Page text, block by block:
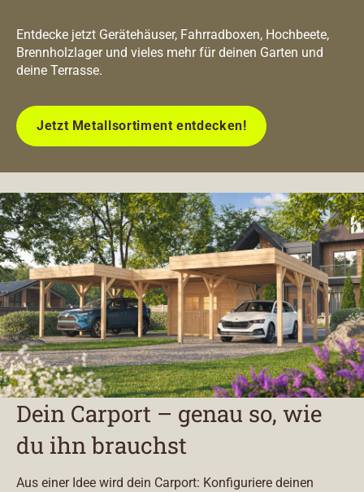
Entdecke jetzt Gerätehäuser, Fahrradboxen, Hochbeete,
Brennholzlager und vieles mehr für deinen Garten und
deine Terrasse.
Jetzt Metallsortiment entdecken!
Dein Carport – genau so, wie
du ihn brauchst
Aus einer Idee wird dein Carport: Konfiguriere deinen